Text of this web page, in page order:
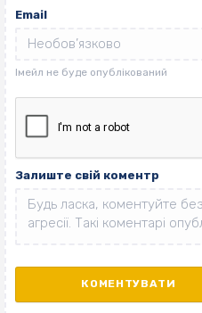
Email
Залиште свій коментр